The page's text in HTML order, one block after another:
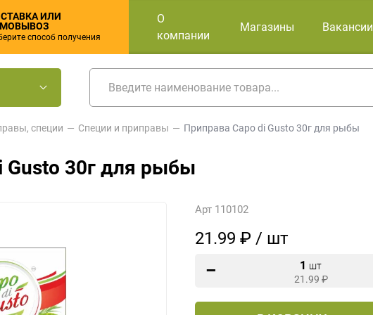
ИЛИ
способ получения
О
компании
Магазины Вакансии
специи Специи и приправы Приправа Capo di Gusto 30г для рыбы
Gusto 30г для рыбы
Арт 110102
21.99 ₽ / шт
1 шт
21.99 ₽